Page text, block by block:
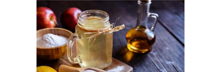
Целебный напиток Напиток с лимоном